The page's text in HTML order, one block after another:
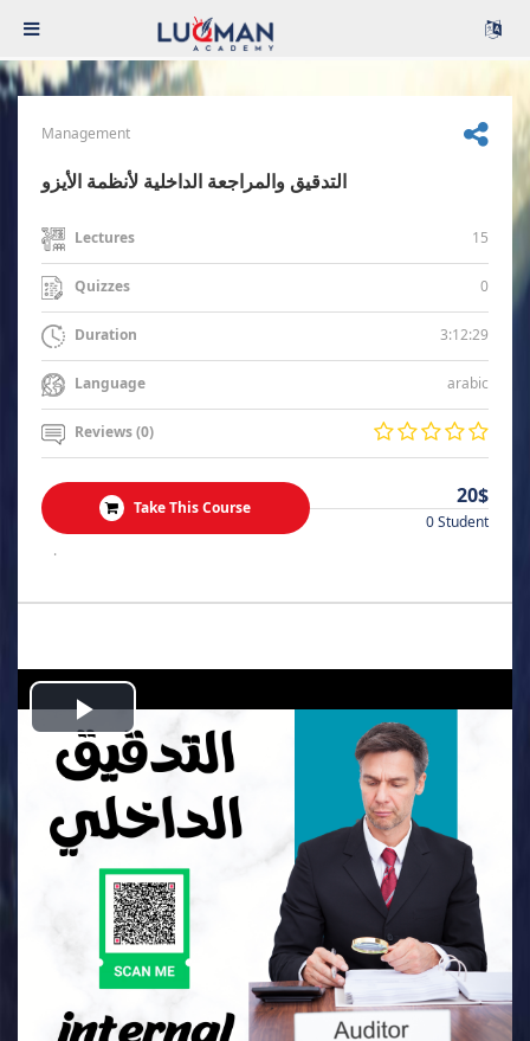
Management
التدقيق والمراجعة الداخلية لأنظمة الأيزو
Lectures 15
Quizzes 0
Duration 3:12:29
Language arabic
Reviews (0)
Take This Course 20$
0 Student
.
Play
Video